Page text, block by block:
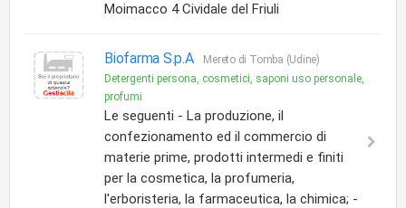
Moimacco 4 Cividale del Friuli
Biofarma S.p.A
Mereto di Tomba (Udine)
Detergenti persona, cosmetici, saponi uso personale,
profumi
Le seguenti - La produzione, il
confezionamento ed il commercio di
materie prime, prodotti intermedi e finiti
per la cosmetica, la profumeria,
l'erboristeria, la farmaceutica, la chimica; -